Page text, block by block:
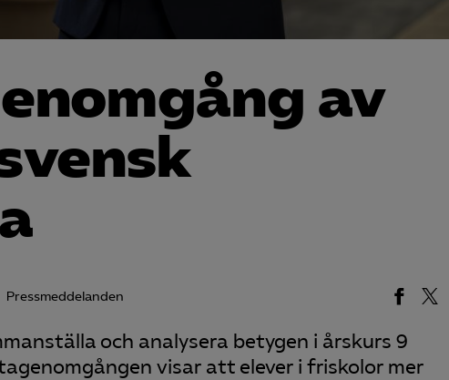
av
Pressmeddelanden
och analysera betygen i årskurs 9
visar att elever i friskolor mer